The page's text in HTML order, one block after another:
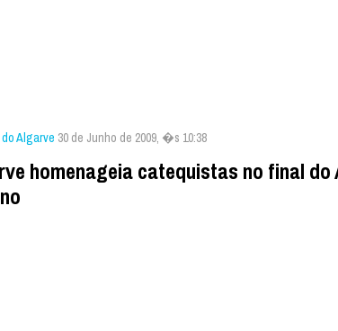
Algarve 30 de Junho de 2009, �s 10:38
homenageia catequistas no final do